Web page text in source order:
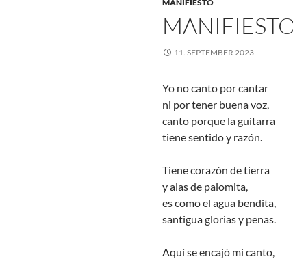
MANIFIESTO
11. SEPTEMBER 2023
Yo no canto por cantar
ni por tener buena voz,
canto porque la guitarra
tiene sentido y razón.
Tiene corazón de tierra
y alas de palomita,
es como el agua bendita,
santigua glorias y penas.
Aquí se encajó mi canto,